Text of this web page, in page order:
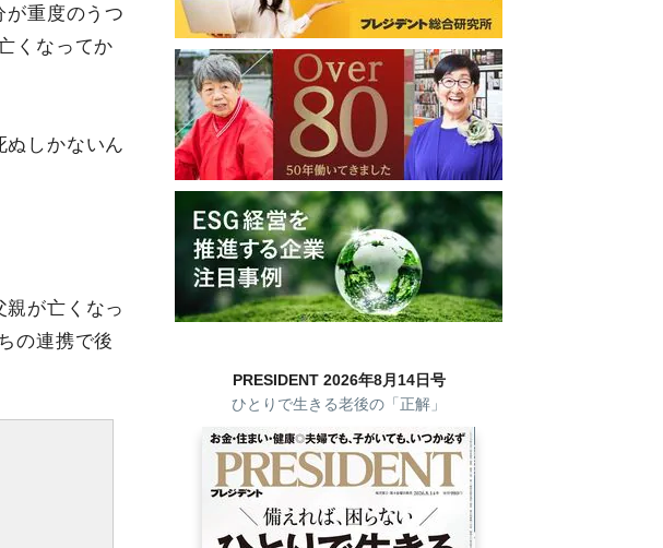
が重度のうつ
くなってか
ぬしかないん
が亡くなっ
の連携で後
PRESIDENT 2026年8月14日号
ひとりで生きる老後の「正解」